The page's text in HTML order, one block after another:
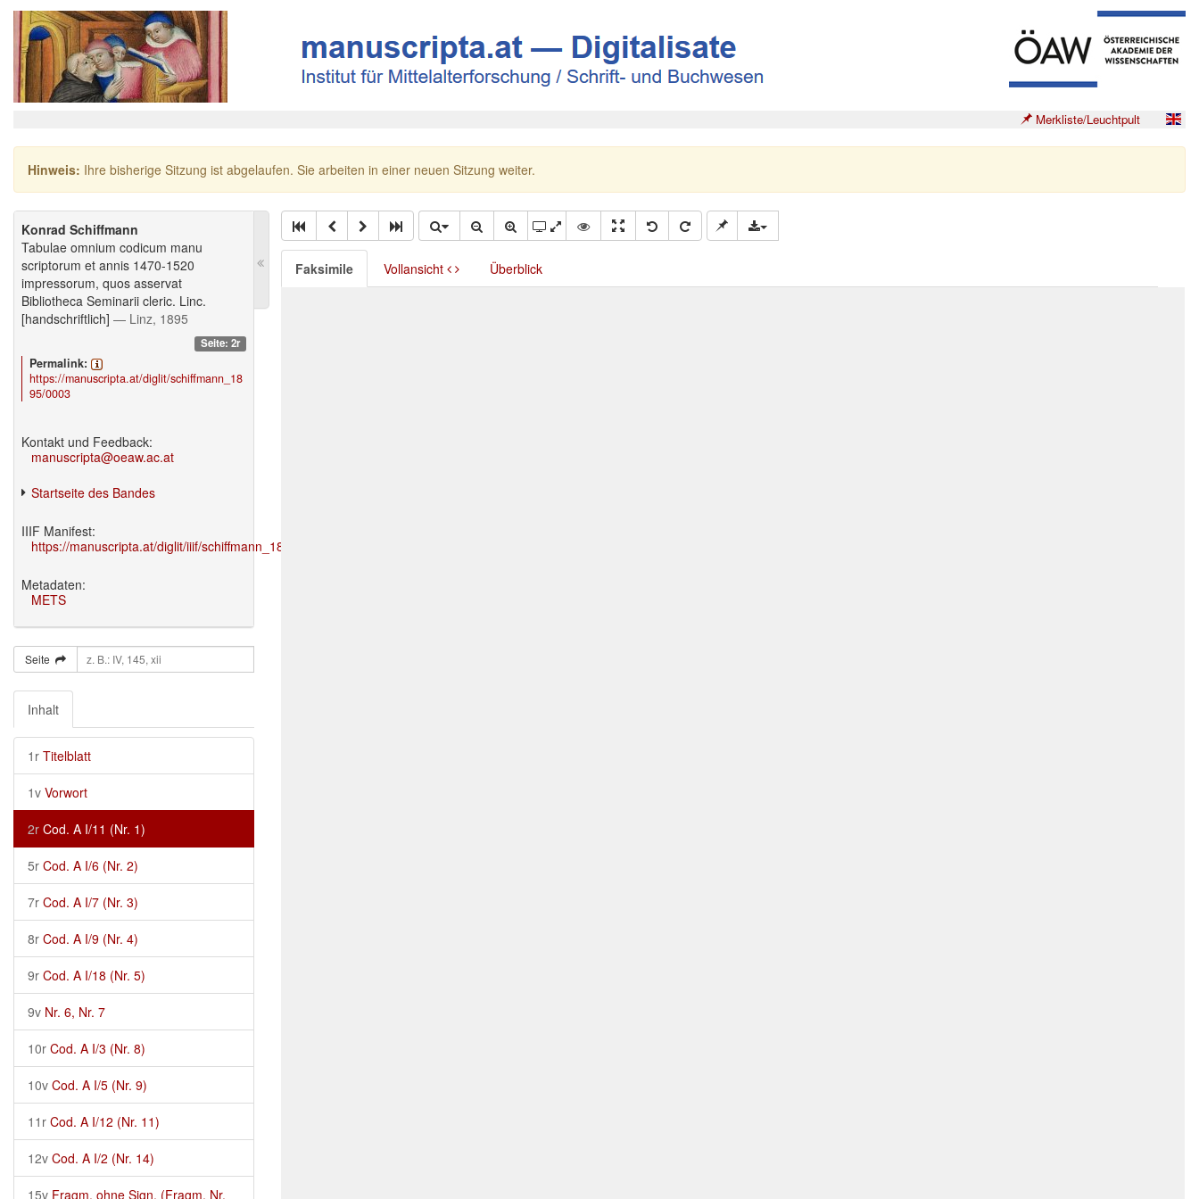
Merkliste/Leuchtpult
Hinweis: Ihre bisherige Sitzung ist abgelaufen. Sie arbeiten in einer neuen Sitzung weiter.
Konrad Schiffmann
Tabulae omnium codicum manu
scriptorum et annis 1470-1520
impressorum, quos asservat
Bibliotheca Seminarii cleric. Linc.
[handschriftlich] — Linz, 1895
Seite: 2r
Permalink:
https://manuscripta.at/diglit/schiffmann_18
95/0003
Kontakt und Feedback:
manuscripta@oeaw.ac.at
Startseite des Bandes
IIIF Manifest:
https://manuscripta.at/diglit/iiif/schiffmann_1895/manifest.json
Metadaten:
METS
Seite
Inhalt
1r Titelblatt
1v Vorwort
2r Cod. A I/11 (Nr. 1)
5r Cod. A I/6 (Nr. 2)
7r Cod. A I/7 (Nr. 3)
8r Cod. A I/9 (Nr. 4)
9r Cod. A I/18 (Nr. 5)
9v Nr. 6, Nr. 7
10r Cod. A I/3 (Nr. 8)
10v Cod. A I/5 (Nr. 9)
11r Cod. A I/12 (Nr. 11)
12v Cod. A I/2 (Nr. 14)
15v Fragm. ohne Sign. (Fragm. Nr.
Faksimile Vollansicht Überblick